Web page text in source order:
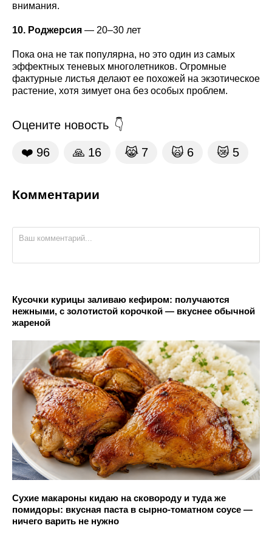
внимания.
10. Роджерсия — 20–30 лет
Пока она не так популярна, но это один из самых
эффектных теневых многолетников. Огромные
фактурные листья делают ее похожей на экзотическое
растение, хотя зимует она без особых проблем.
Оцените новость
❤️ 96 🙏 16 😹 7 🙀 6 😿 5
Комментарии
Кусочки курицы заливаю кефиром: получаются
нежными, с золотистой корочкой — вкуснее обычной
жареной
Сухие макароны кидаю на сковороду и туда же
помидоры: вкусная паста в сырно-томатном соусе —
ничего варить не нужно